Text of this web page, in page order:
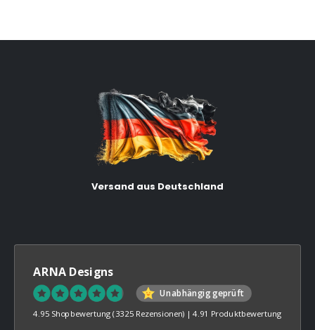
Versand aus Deutschland
ARNA Designs
Unabhängig geprüft
4.95 Shopbewertung (3325 Rezensionen) |4.91 Produktbewertung